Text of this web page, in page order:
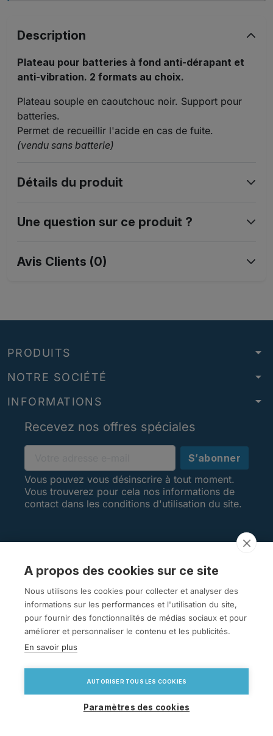
A propos des cookies sur ce site
Nous utilisons les cookies pour collecter et analyser des
informations sur les performances et l'utilisation du site,
pour fournir des fonctionnalités de médias sociaux et pour
améliorer et personnaliser le contenu et les publicités.
En savoir plus
AUTORISER TOUS LES COOKIES
Paramètres des cookies
Description
Plateau pour batteries à fond anti-dérapant et
anti-vibration. 2 formats au choix.
Plateau souple en caoutchouc noir. Support pour
batteries.
Permet de recueillir l'acide en cas de fuite.
(vendu sans batterie)
Détails du produit
Une question sur ce produit ?
Avis Clients (0)
PRODUITS arrow_drop_down
NOTRE SOCIÉTÉ arrow_drop_down
INFORMATIONS
arrow_drop_down
Recevez nos offres spéciales
Vous pouvez vous désinscrire à tout moment.
Vous trouverez pour cela nos informations de
contact dans les conditions d'utilisation du site.
VOTRE COMPTE